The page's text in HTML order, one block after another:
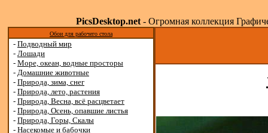
PicsDesktop.net- Огромная коллекция
Обои для рабочего стола
- Подводный мир
- Лошади
- Море, океан, водные просторы
- Домашние животные
- Природа, зима, снег
- Природа, лето, растения
- Природа, Весна, всё расцветает
- Природа, Осень, опавшие листья
- Природа, Горы, Скалы
- Насекомые и бабочки